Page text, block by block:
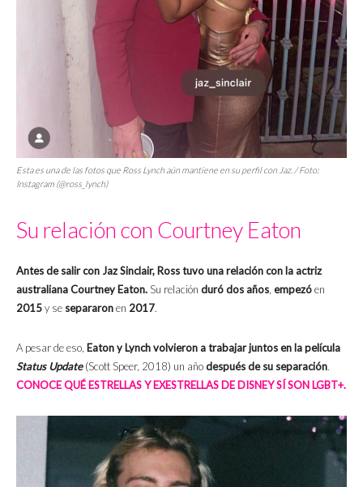
Esta es una de las fotos que Ross Lynch aún mantiene en su perfil con Jaz. / Foto:
Instagram (@ross_lynch)
Su relación con Courtney Eaton
Antes de salir con Jaz Sinclair, Ross tuvo una relación con la actriz
australiana Courtney Eaton. Su relación duró dos años empezóen
2015y se separaronen 2017.
A pesar de eso, Eaton y Lynch volvieron a trabajar juntos en la película
Status Update(Scott Speer, 2018) un añodespués de su separación.
CONOCE QUÉ ESTRELLAS Y EXESTRELLAS DE DISNEY SÍ SON LGBT+.